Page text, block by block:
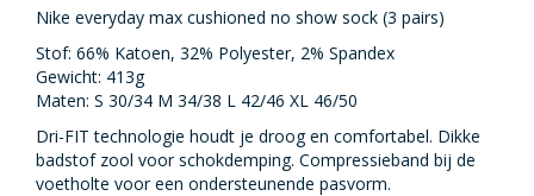
Nike everyday max cushioned no show sock (3 pairs)
Stof: 66% Katoen, 32% Polyester, 2% Spandex
Gewicht: 413g
Maten: S 30/34 M 34/38 L 42/46 XL 46/50
Dri-FIT technologie houdt je droog en comfortabel. Dikke
badstof zool voor schokdemping. Compressieband bij de
voetholte voor een ondersteunende pasvorm.